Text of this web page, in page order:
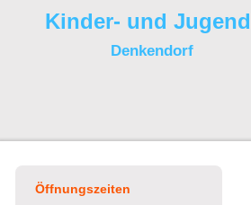
Kinder- und
Denkendorf
Öffnungszeiten